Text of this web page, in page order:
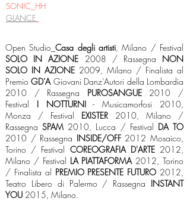
SONIC_HH
GLANCE
Open Studio_Casa degli artisti, Milano / Festival
SOLO IN AZIONE 2008 / Rassegna NON
SOLO IN AZIONE 2009, Milano / Finalista al
PremioGD’A Giovani Danz’Autori della Lombardia
2010 / Rassegna PUROSANGUE2010 /
Festival I NOTTURNI- Musicamorfosi 2010,
Monza / Festival EXISTER 2010, Milano /
RassegnaSPAM 2010, Lucca / Festival DA TO
2010 / Rassegna INSIDE/OFF2012 Mosaico,
Torino / Festival COREOGRAFIA D'ARTE 2012,
Milano / Festival LA PIATTAFORMA 2012, Torino
/ Finalista al PREMIO PRESENTE FUTURO 2012,
Teatro Libero di Palermo / Rassegna INSTANT
YOU 2015, Milano.